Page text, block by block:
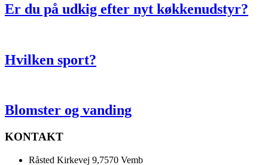
Er du på udkig efter nyt køkkenudstyr?
Hvilken sport?
Blomster og vanding
KONTAKT
Råsted Kirkevej 9,7570 Vemb